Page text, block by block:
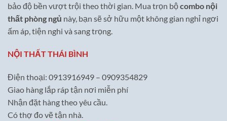
bảo độ bền vượt trội theo thời gian. Mua trọn bộcombo nội
thất phòng ngủ này, bạn sẽ sở hữu một không gian nghỉ ngơi
ấm áp, tiện nghi và sang trọng.
NỘI THẤT THÁI BÌNH
Điện thoại: 0913916949 – 0909354829
Giao hàng lắp ráp tận nơi miễn phí
Nhận đặt hàng theo yêu cầu.
Có thợ đo vẽ tận nhà.